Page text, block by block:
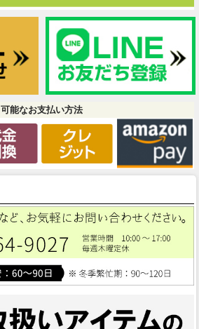
可能なお支払い方法